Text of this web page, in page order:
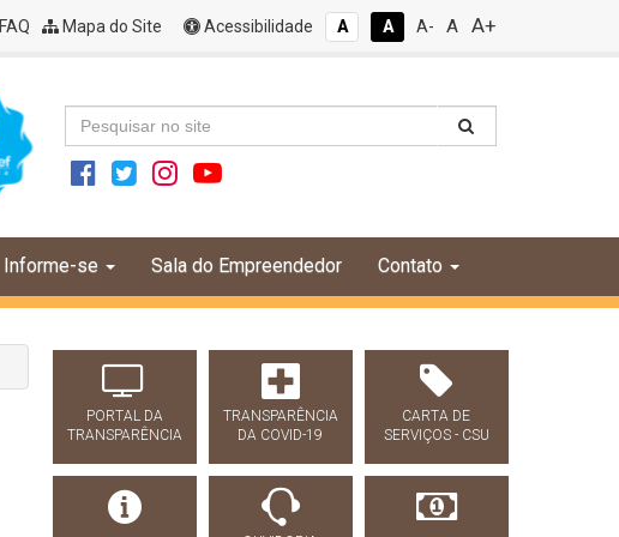
FAQ Mapa do Site Acessibilidade A A A- A A+
Informe-se Sala do Empreendedor Contato
PORTAL DA
TRANSPARÊNCIA
TRANSPARÊNCIA
DA COVID-19
CARTA DE
SERVIÇOS - CSU